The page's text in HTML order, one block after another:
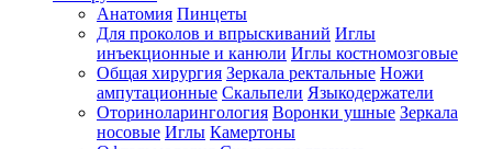
Анатомия Пинцеты
Для проколов и впрыскиваний Иглы
инъекционные и канюли Иглы костномозговые
Общая хирургия Зеркала ректальные Ножи
ампутационные Скальпели Языкодержатели
Оториноларингология Воронки ушные Зеркала
носовые Иглы Камертоны